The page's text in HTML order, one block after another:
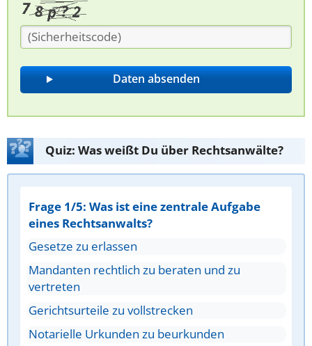
Quiz: Was weißt Du über Rechtsanwälte?
Frage 1/5: Was ist eine zentrale Aufgabe
eines Rechtsanwalts?
Gesetze zu erlassen
Mandanten rechtlich zu beraten und zu
vertreten
Gerichtsurteile zu vollstrecken
Notarielle Urkunden zu beurkunden